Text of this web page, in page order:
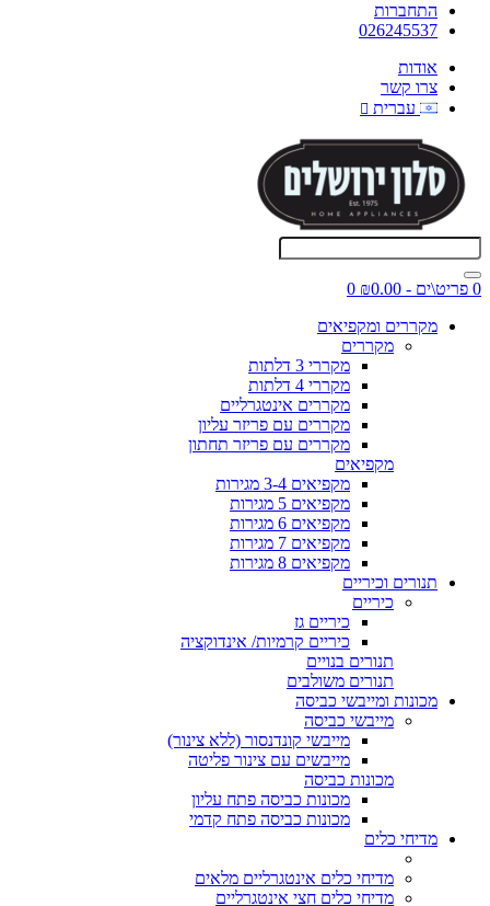
התחברות
026245537
אודות
צרו קשר
עברית
0 פריט\ים - ₪0.00
0
מקררים ומקפיאים
מקררים
מקררי 3 דלתות
מקררי 4 דלתות
מקררים אינטגרליים
מקררים עם פריזר עליון
מקררים עם פריזר תחתון
מקפיאים
מקפיאים 3-4 מגירות
מקפיאים 5 מגירות
מקפיאים 6 מגירות
מקפיאים 7 מגירות
מקפיאים 8 מגירות
תנורים וכיריים
כיריים
כיריים גז
כיריים קרמיות/ אינדוקציה
תנורים בנויים
תנורים משולבים
מכונות ומייבשי כביסה
מייבשי כביסה
מייבשי קונדנסור (ללא צינור)
מייבשים עם צינור פליטה
מכונות כביסה
מכונות כביסה פתח עליון
מכונות כביסה פתח קדמי
מדיחי כלים
מדיחי כלים אינטגרליים מלאים
מדיחי כלים חצי אינטגרליים